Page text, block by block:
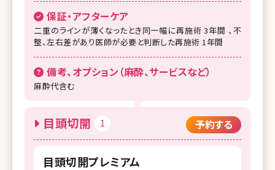
保証・アフターケア
二重のラインが薄くなったとき同一幅に再施術 3年間 、不
整、左右差があり医師が必要と判断した再施術 1年間
備考、オプション（麻酔、サービスなど）
麻酔代含む
目頭切開 1 予約する
目頭切開プレミアム